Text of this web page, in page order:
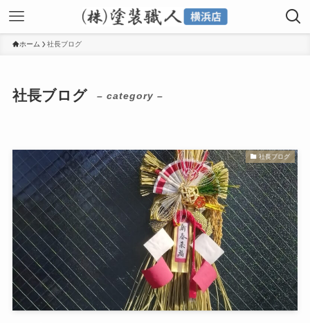
ホーム 社長ブログ
社長ブログ – category –
社長ブログ